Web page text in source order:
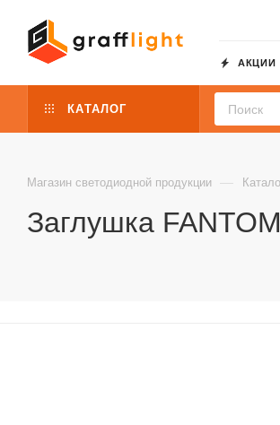
АКЦИИ
КАТАЛОГ
Магазин светодиодной продукции —
Заглушка